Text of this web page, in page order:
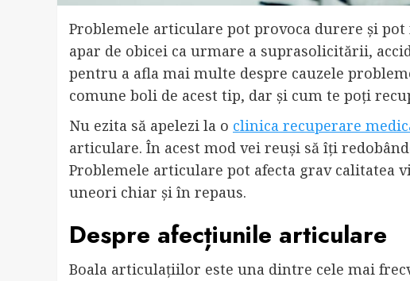
Problemele articulare pot provoca durere și
apar de obicei ca urmare a suprasolicitării,
pentru a afla mai multe despre cauzele
comune boli de acest tip, dar și cum te poți
Nu ezita să apelezi la o clinica recuperare
articulare. În acest mod vei reuși să îți
Problemele articulare pot afecta grav calitatea
uneori chiar și în repaus.
Despre afecțiunile articulare
Boala articulațiilor este una dintre cele mai